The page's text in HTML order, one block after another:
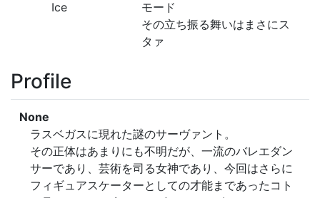
Ice
モード
その立ち振る舞いはまさにス
タァ
Profile
None
ラスベガスに現れた謎のサーヴァント。
その正体はあまりにも不明だが、一流のバレエダン
サーであり、芸術を司る女神であり、今回はさらに
フィギュアスケーターとしての才能まであったコト